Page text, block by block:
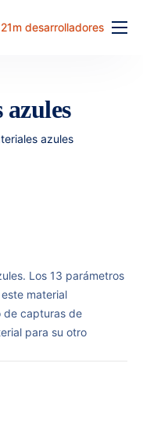
desarrolladores
azules
Los 13 parámetros
material
de capturas de
para su otro